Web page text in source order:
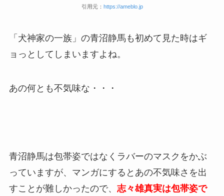
引用元： https://ameblo.jp
「犬神家の一族」の青沼静馬も初めて見た時はギ
ョっとしてしまいますよね。
あの何とも不気味な・・・
青沼静馬は包帯姿ではなくラバーのマスクをかぶ
っていますが、マンガにするとあの不気味さを出
すことが難しかったので、 志々雄真実は包帯姿で